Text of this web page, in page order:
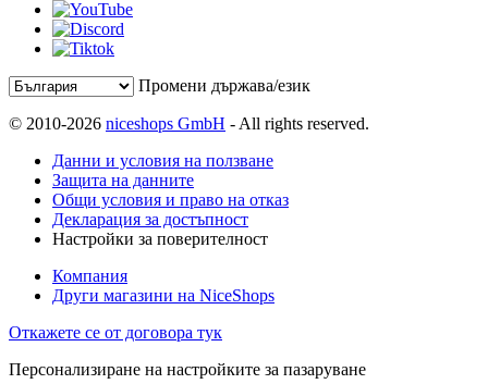
Промени държава/език
© 2010-2026 niceshops GmbH - All rights reserved.
Данни и условия на ползване
Защита на данните
Общи условия и право на отказ
Декларация за достъпност
Настройки за поверителност
Компания
Други магазини на NiceShops
Откажете се от договора тук
Персонализиране на настройките за пазаруване